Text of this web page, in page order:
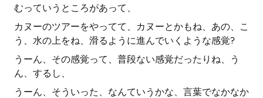
むっていうところがあって、
カヌーのツアーをやってて、カヌーとかもね、あの、こ
う、水の上をね、滑るように進んでいくような感覚?
うーん、その感覚って、普段ない感覚だったりね、う
ん、するし、
うーん、そういった、なんていうかな、言葉でなかなか